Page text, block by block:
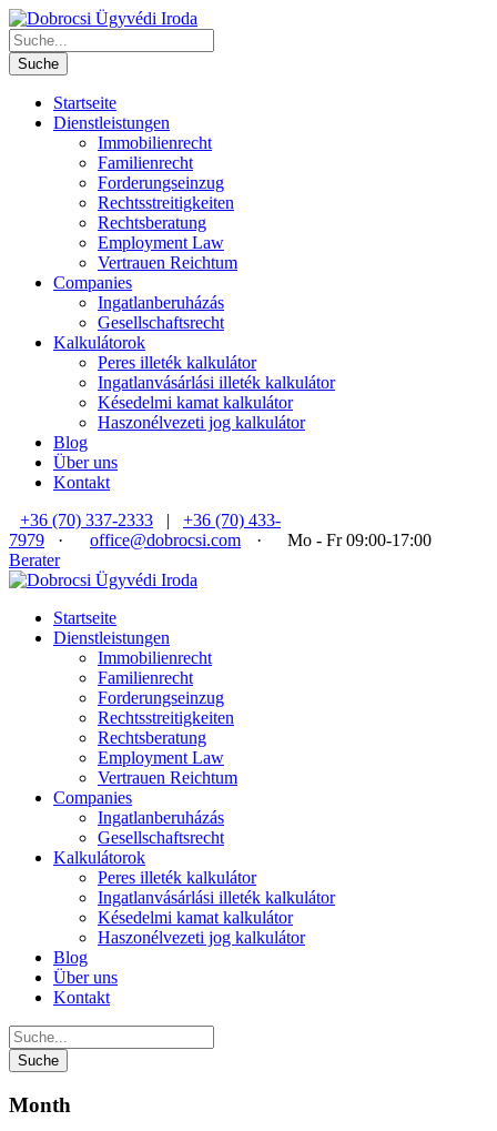
Startseite
Dienstleistungen
Immobilienrecht
Familienrecht
Forderungseinzug
Rechtsstreitigkeiten
Rechtsberatung
Employment Law
Vertrauen Reichtum
Companies
Ingatlanberuházás
Gesellschaftsrecht
Kalkulátorok
Peres illeték kalkulátor
Ingatlanvásárlási illeték kalkulátor
Késedelmi kamat kalkulátor
Haszonélvezeti jog kalkulátor
Blog
Über uns
Kontakt
+36 (70) 337-2333
|
+36 (70) 433-
7979
· office@dobrocsi.com ·
Mo - Fr 09:00-17:00
Berater
Startseite
Dienstleistungen
Immobilienrecht
Familienrecht
Forderungseinzug
Rechtsstreitigkeiten
Rechtsberatung
Employment Law
Vertrauen Reichtum
Companies
Ingatlanberuházás
Gesellschaftsrecht
Kalkulátorok
Peres illeték kalkulátor
Ingatlanvásárlási illeték kalkulátor
Késedelmi kamat kalkulátor
Haszonélvezeti jog kalkulátor
Blog
Über uns
Kontakt
Month